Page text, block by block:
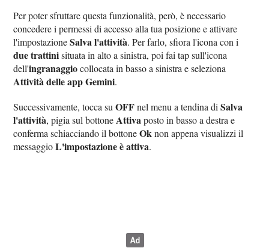
Per poter sfruttare questa funzionalità, però, è necessario
concedere i permessi di accesso alla tua posizione e attivare
l'impostazioneSalva l'attività. Per farlo, sfiora l'icona con i
due trattinisituata in alto a sinistra, poi fai tap sull'icona
dell'ingranaggiocollocata in basso a sinistra e seleziona
Attività delle app Gemini.
Successivamente, tocca suOFFnel menu a tendina diSalva
l'attività, pigia sul bottone Attivaposto in basso a destra e
conferma schiacciando il bottoneOknon appena visualizzi il
messaggioL'impostazione è attiva.